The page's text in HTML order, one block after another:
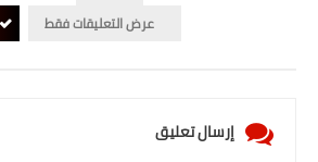
عرض التعليقات فقط
إرسال تعليق